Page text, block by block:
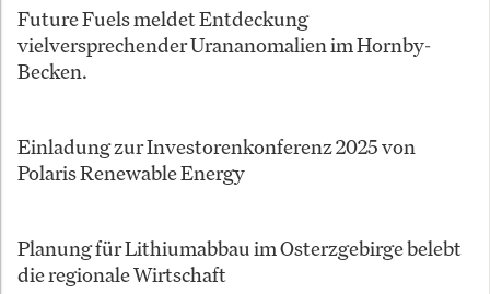
Future Fuels meldet Entdeckung
vielversprechender Urananomalien im Hornby-
Becken.
Einladung zur Investorenkonferenz 2025 von
Polaris Renewable Energy
Planung für Lithiumabbau im Osterzgebirge belebt
die regionale Wirtschaft